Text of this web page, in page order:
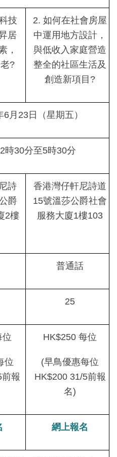
技
居
，
?
2. 如何在社會房屋
中運用地方設計，
與低收入家庭營造
整全的社區生活及
創造新項目 ?
6月 23 日（星期五）
2時30分至5時30分
詩
爵
2樓
香港灣仔軒尼詩道
15號溫莎公爵社會
服務大廈1樓103
普通話
25
位
位
前報
HK$250 每位
(早鳥優惠每位
HK$200 31/5前報
名)
網上報名